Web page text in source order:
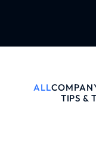
ALL
TIPS &